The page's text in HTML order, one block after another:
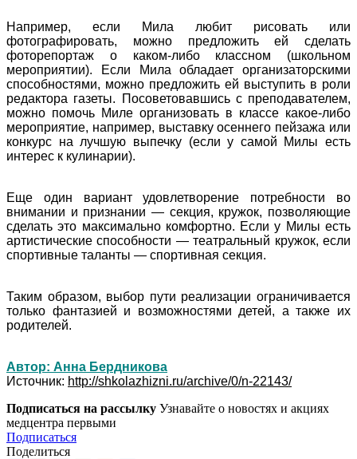
Например, если Мила любит рисовать или
фотографировать, можно предложить ей сделать
фоторепортаж о каком-либо классном (школьном
мероприятии). Если Мила обладает организаторскими
способностями, можно предложить ей выступить в роли
редактора газеты. Посоветовавшись с преподавателем,
можно помочь Миле организовать в классе какое-либо
мероприятие, например, выставку осеннего пейзажа или
конкурс на лучшую выпечку (если у самой Милы есть
интерес к кулинарии).
Еще один вариант удовлетворение потребности во
внимании и признании — секция, кружок, позволяющие
сделать это максимально комфортно. Если у Милы есть
артистические способности — театральный кружок, если
спортивные таланты — спортивная секция.
Таким образом, выбор пути реализации ограничивается
только фантазией и возможностями детей, а также их
родителей.
Автор: Анна Бердникова
Источник: http://shkolazhizni.ru/archive/0/n-22143/
Подписаться на рассылку Узнавайте о новостях и акциях
медцентра первыми
Подписаться
Поделиться